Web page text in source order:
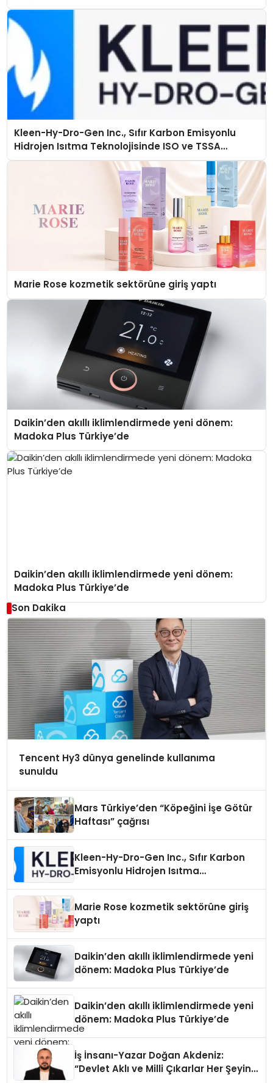
Kleen-Hy-Dro-Gen Inc., Sıfır Karbon Emisyonlu
Hidrojen Isıtma Teknolojisinde ISO ve TSSA
Düzenleyici Onaylarını Aldı
Marie Rose kozmetik sektörüne giriş yaptı
Daikin’den akıllı iklimlendirmede yeni dönem:
Madoka Plus Türkiye’de
Daikin’den akıllı iklimlendirmede yeni dönem:
Madoka Plus Türkiye’de
Son Dakika
Tencent Hy3 dünya genelinde kullanıma
sunuldu
Mars Türkiye’den “Köpeğini İşe Götür
Haftası” çağrısı
Kleen-Hy-Dro-Gen Inc., Sıfır Karbon
Emisyonlu Hidrojen Isıtma
Marie Rose kozmetik sektörüne giriş
yaptı
Daikin’den akıllı iklimlendirmede yeni
dönem: Madoka Plus Türkiye’de
Daikin’den akıllı iklimlendirmede yeni
dönem: Madoka Plus Türkiye’de
İş İnsanı-Yazar Doğan Akdeniz:
“Devlet Aklı ve Milli Çıkarlar Her Şeyin